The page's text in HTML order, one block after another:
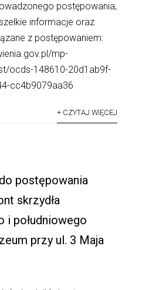
postępowania,
informacje oraz
z postępowaniem:
mp-
ocds-148610-20d1ab9f-
cc4b9079aa36
+ CZYTAJ WIĘCEJ
postępowania
skrzydła
i południowego
przy ul. 3 Maja